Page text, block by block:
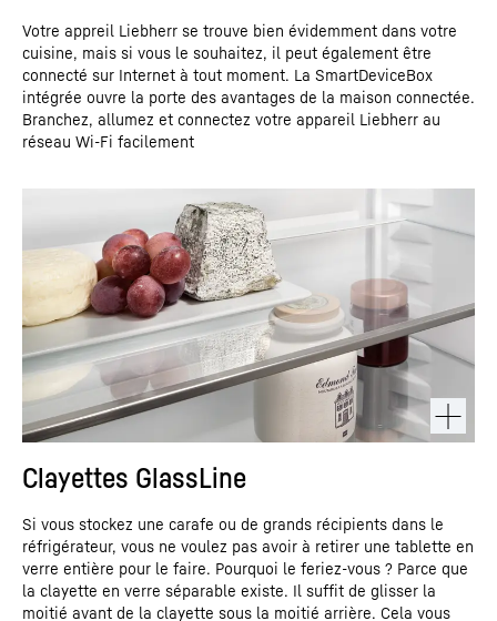
Votre appreil Liebherr se trouve bien évidemment dans votre
cuisine, mais si vous le souhaitez, il peut également être
connecté sur Internet à tout moment. La SmartDeviceBox
intégrée ouvre la porte des avantages de la maison connectée.
Branchez, allumez et connectez votre appareil Liebherr au
réseau Wi-Fi facilement
Clayettes GlassLine
Si vous stockez une carafe ou de grands récipients dans le
réfrigérateur, vous ne voulez pas avoir à retirer une tablette en
verre entière pour le faire. Pourquoi le feriez-vous ? Parce que
la clayette en verre séparable existe. Il suffit de glisser la
moitié avant de la clayette sous la moitié arrière. Cela vous